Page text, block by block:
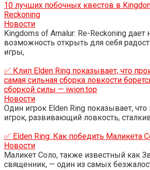
10 лучших побочных квестов в
Reckoning
Новости
Kingdoms of Amalur: Re-Reckoning
возможность открыть для себя
игры,
✅ Клип Elden Ring показывает, что
самая сильная сборка ловкости
сборкой силы — iwion.top
Новости
Один игрок Elden Ring показывает, что
игрок, развивающий ловкость,
✅ Elden Ring: Как победить Маликета
Новости
Маликет Соло, также известный как
священник, — один из самых